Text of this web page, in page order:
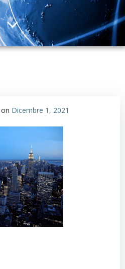
on Dicembre 1, 2021